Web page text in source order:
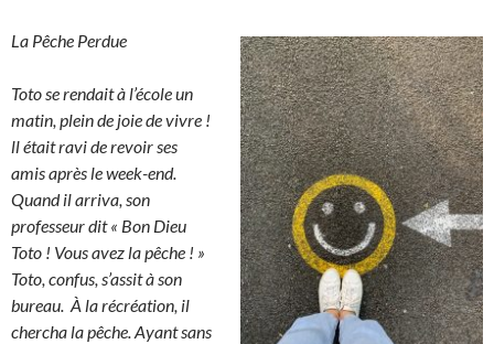
La Pêche Perdue
Toto se rendait à l’école un
matin, plein de joie de vivre !
ll était ravi de revoir ses
amis après le week-end.
Quand il arriva, son
professeur dit « Bon Dieu
Toto ! Vous avez la pêche ! »
Toto, confus, s’assit à son
bureau. À la récréation, il
chercha la pêche. Ayant sans